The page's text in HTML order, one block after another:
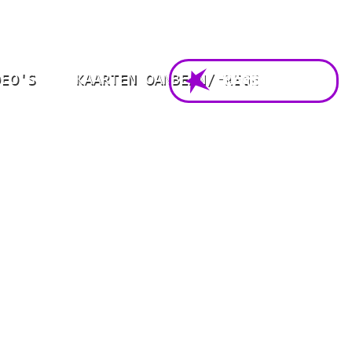
KAARTEN OANBEAN/FREGEFOARSTELLING